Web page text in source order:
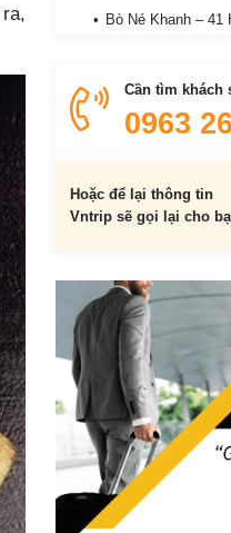
Bò Né Khanh – 41
Bò né Quốc Minh
Cần tìm khách
0963
Hoặc để lại thông tin
Vntrip sẽ gọi lại cho